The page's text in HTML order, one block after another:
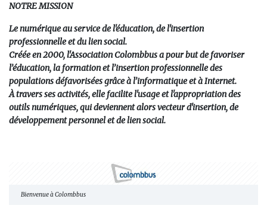
NOTRE MISSION
Le numérique au service de l'éducation, de l'insertion
professionnelle et du lien social.
Créée en 2000, l'Association Colombbus a pour but de favoriser
l’éducation, la formation et l’insertion professionnelle des
populations défavorisées grâce à l’informatique et à Internet.
À travers ses activités, elle facilite l'usage et l'appropriation des
outils numériques, qui deviennent alors vecteur d'insertion, de
développement personnel et de lien social.
Bienvenue à Colombbus